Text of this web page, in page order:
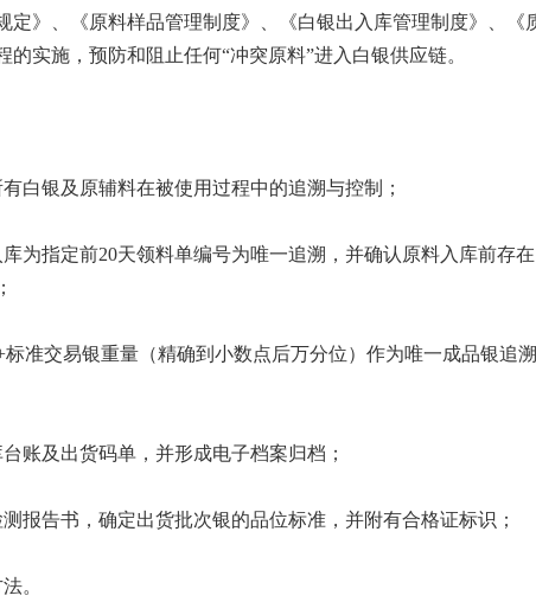
》、《原料样品管理制度》、《白银出入库管理制度》、《
实施，预防和阻止任何“冲突原料”进入白银供应链。
银及原辅料在被使用过程中的追溯与控制；
指定前20天领料单编号为唯一追溯，并确认原料入库前存在
交易银重量（精确到小数点后万分位）作为唯一成品银追溯
及出货码单，并形成电子档案归档；
告书，确定出货批次银的品位标准，并附有合格证标识；
。